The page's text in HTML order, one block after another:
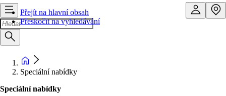
Přejít na hlavní obsah
Přeskočit na vyhledávání
Speciální nabídky
Speciální nabídky